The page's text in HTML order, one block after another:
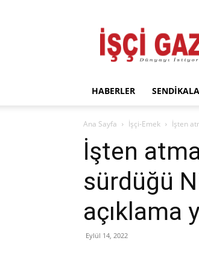
HABERLER
Ana Sayfa İşçi-Emek İşten
İşten
sürdüğü
açıklama
Eylül 14, 2022